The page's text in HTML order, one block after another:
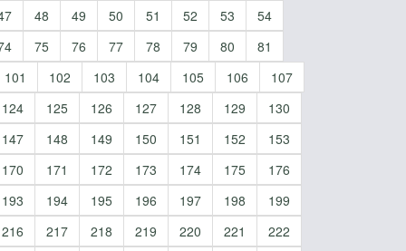
48 49 50 51 52 53
54
75 76 77 78 79 80
81
101 102 103 104 105 106
107
124 125 126 127 128 129
130
147 148 149 150 151 152
153
170 171 172 173 174 175
176
193 194 195 196 197 198
199
216 217 218 219 220 221
222